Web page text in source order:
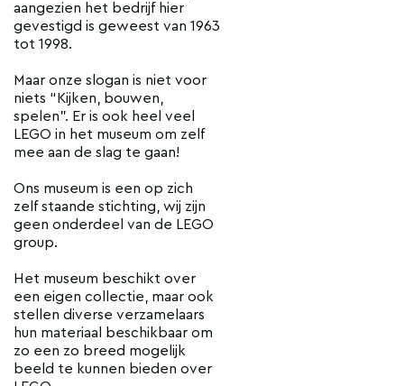
aangezien het bedrijf hier
gevestigd is geweest van 1963
tot 1998.
Maar onze slogan is niet voor
niets “Kijken, bouwen,
spelen”. Er is ook heel veel
LEGO in het museum om zelf
mee aan de slag te gaan!
Ons museum is een op zich
zelf staande stichting, wij zijn
geen onderdeel van de LEGO
group.
Het museum beschikt over
een eigen collectie, maar ook
stellen diverse verzamelaars
hun materiaal beschikbaar om
zo een zo breed mogelijk
beeld te kunnen bieden over